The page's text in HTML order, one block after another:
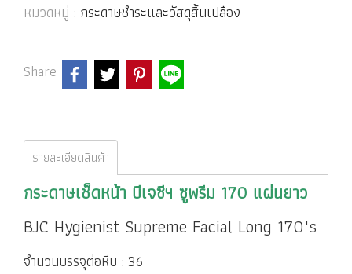
หมวดหมู่ : กระดาษชำระและวัสดุสิ้นเปลือง
Share
รายละเอียดสินค้า
กระดาษเช็ดหน้า บีเจซีฯ ซูพรีม 170 แผ่นยาว
BJC Hygienist Supreme Facial Long 170"s
จำนวนบรรจุต่อหีบ : 36